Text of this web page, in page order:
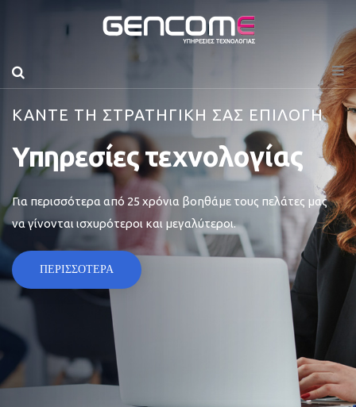
ΚΑΝΤΕ ΤΗ ΣΤΡΑΤΗΓΙΚΗ ΣΑΣ ΕΠΙΛΟΓΗ
Υπηρεσίες τεχνολογίας
Για περισσότερα από 25 χρόνια βοηθάμε τους πελάτες μας
να γίνονται ισχυρότεροι και μεγαλύτεροι.
ΠΕΡΙΣΣΟΤΕΡΑ